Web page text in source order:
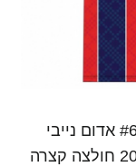
גברים קורי פנטר #6 אדום נייבי